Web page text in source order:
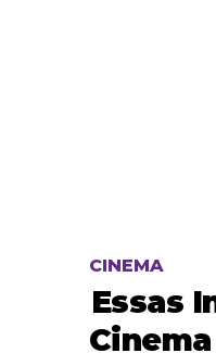
CINEMA
Essas
Cinema